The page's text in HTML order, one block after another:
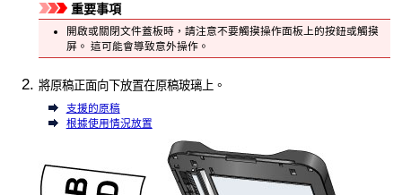
重要事項
開啟或關閉文件蓋板時，請注意不要觸摸操作面板 上的按鈕或觸摸
屏 。 這可能會導致意外操作。
將原稿正面向下放置在原稿玻璃 上。
支援的原稿
根據使用情況放置